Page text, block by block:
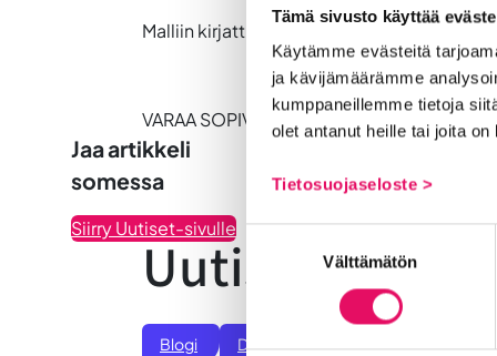
Tämä sivusto käyttää
Käytämme evästeitä
ja kävijämäärämme
kumppaneillemme tietoja
olet antanut heille tai joita
Tietosuojaseloste >
Välttämätön
Malliin kirjattuja aiheita ja löydöksiä
VARAA SOPIVA AIKA LOMAKKEELTA. VAIN
Jaa artikkeli
somessa
Siirry Uutiset-sivulle
Blogi Digitalisaatio Ekosysteemi